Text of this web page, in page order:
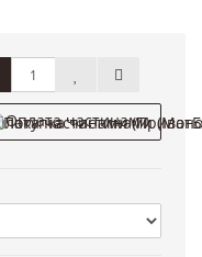
Оплата частинами